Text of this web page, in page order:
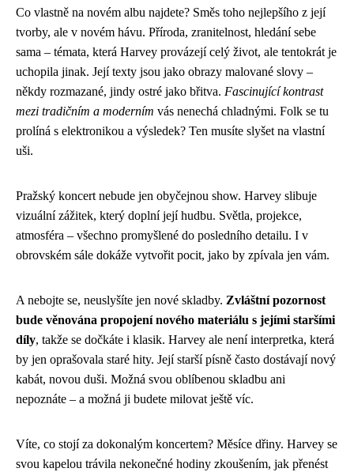
Co vlastně na novém albu najdete? Směs toho nejlepšího z její
tvorby, ale v novém hávu. Příroda, zranitelnost, hledání sebe
sama – témata, která Harvey provázejí celý život, ale tentokrát je
uchopila jinak. Její texty jsou jako obrazy malované slovy –
někdy rozmazané, jindy ostré jako břitva. Fascinující kontrast
mezi tradičním a moderním vás nenechá chladnými. Folk se tu
prolíná s elektronikou a výsledek? Ten musíte slyšet na vlastní
uši.
Pražský koncert nebude jen obyčejnou show. Harvey slibuje
vizuální zážitek, který doplní její hudbu. Světla, projekce,
atmosféra – všechno promyšlené do posledního detailu. I v
obrovském sále dokáže vytvořit pocit, jako by zpívala jen vám.
A nebojte se, neuslyšíte jen nové skladby. Zvláštní pozornost
bude věnována propojení nového materiálu s jejími staršími
díly, takže se dočkáte i klasik. Harvey ale není interpretka, která
by jen oprašovala staré hity. Její starší písně často dostávají nový
kabát, novou duši. Možná svou oblíbenou skladbu ani
nepoznáte – a možná ji budete milovat ještě víc.
Víte, co stojí za dokonalým koncertem? Měsíce dřiny. Harvey se
svou kapelou trávila nekonečné hodiny zkoušením, jak přenést